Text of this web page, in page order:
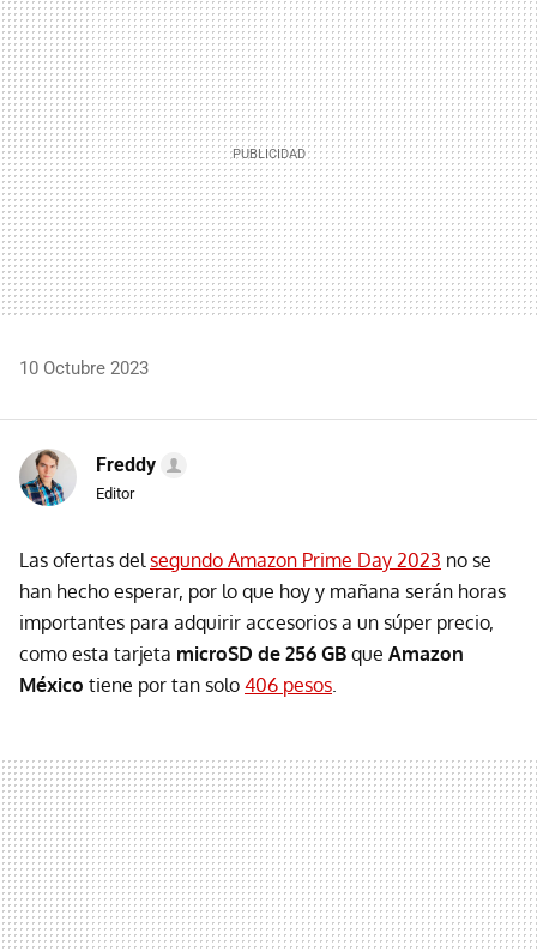
MAIL
10 Octubre 2023
Freddy
Editor
Las ofertas delsegundo Amazon Prime Day 2023 no se
han hecho esperar, por lo que hoy y mañana serán horas
importantes para adquirir accesorios a un súper precio,
como esta tarjeta microSD de 256 GB que Amazon
México tiene por tan solo 406 pesos.